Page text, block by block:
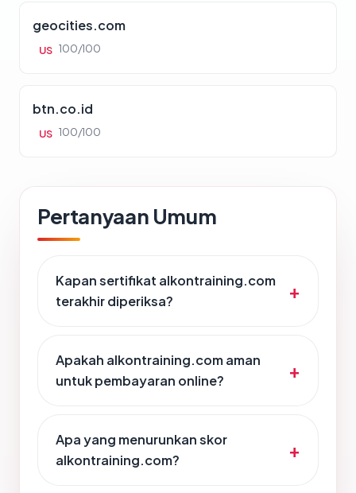
geocities.com
US 100/100
btn.co.id
US 100/100
Pertanyaan Umum
Kapan sertifikat alkontraining.com
terakhir diperiksa?
Apakah alkontraining.com aman
untuk pembayaran online?
Apa yang menurunkan skor
alkontraining.com?